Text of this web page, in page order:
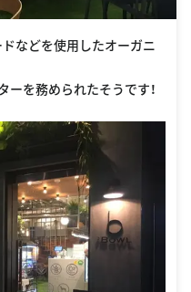
などを使用したオーガニ
ーを務められたそうです！